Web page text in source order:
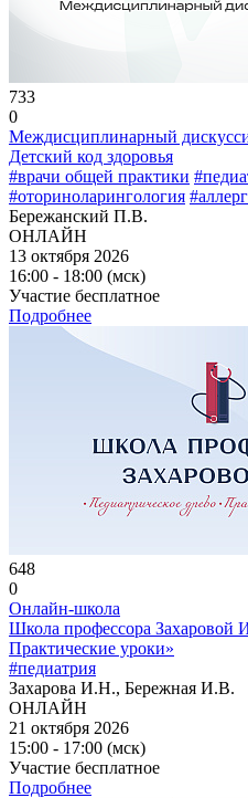
733
0
Междисциплинарный
Детский код здоровья
#врачи общей практики
#оториноларингология
Бережанский П.В.
ОНЛАЙН
13 октября 2026
16:00 - 18:00 (мск)
Участие бесплатное
Подробнее
648
0
Онлайн-школа
Школа профессора Захаровой
Практические уроки»
#педиатрия
Захарова И.Н., Бережная И.В.
ОНЛАЙН
21 октября 2026
15:00 - 17:00 (мск)
Участие бесплатное
Подробнее